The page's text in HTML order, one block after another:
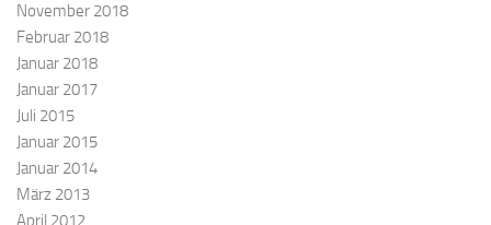
November 2018
Februar 2018
Januar 2018
Januar 2017
Juli 2015
Januar 2015
Januar 2014
März 2013
April 2012